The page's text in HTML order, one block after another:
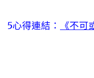
5心得連結： 《不